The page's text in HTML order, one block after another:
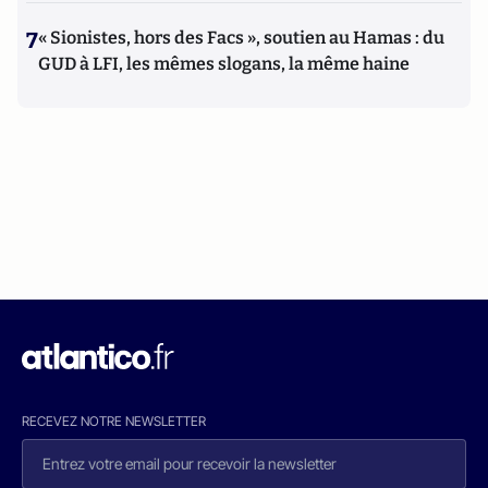
7« Sionistes, hors des Facs », soutien au Hamas : du
GUD à LFI, les mêmes slogans, la même haine
RECEVEZ NOTRE NEWSLETTER